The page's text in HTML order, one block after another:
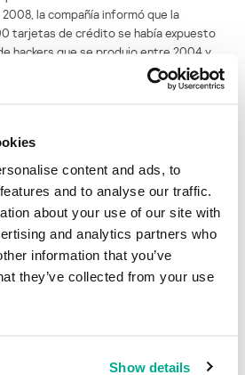
content and ads, to
and to analyse our traffic.
about your use of our site with
and analytics partners who
information that you’ve
they’ve collected from your use
Show details
la compañía informó que la
tarjetas de crédito se había expuesto
hackers que se produjo entre 2004 y
malware presence at some stores
Infected With Malware for 7 Months
and Encryption Disabled on its PoS